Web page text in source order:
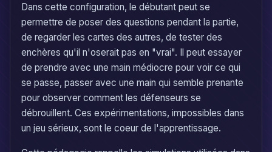
Dans cette configuration, le débutant peut se
permettre de poser des questions pendant la partie,
de regarder les cartes des autres, de tester des
enchères qu'il n'oserait pas en "vrai". Il peut essayer
de prendre avec une main médiocre pour voir ce qui
se passe, passer avec une main qui semble prenante
pour observer comment les défenseurs se
débrouillent. Ces expérimentations, impossibles dans
un jeu sérieux, sont le coeur de l'apprentissage.